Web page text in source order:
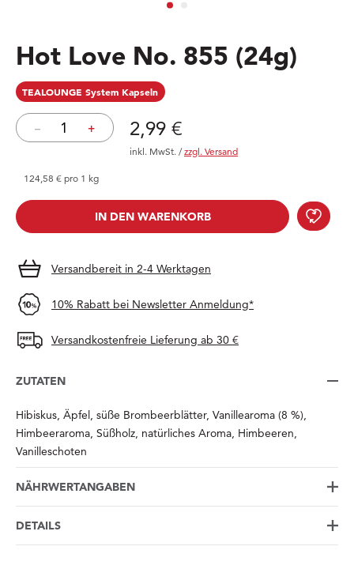
Hot Love No. 855 (24g)
TEALOUNGE System Kapseln
– + Preis: 2,99 €
2,99 €
inkl. MwSt. /zzgl. Versand
124,58 € pro 1 kg
IN DEN WARENKORB
Hot
Versandbereit in 2-4 Werktagen
10% Rabatt bei Newsletter Anmeldung*
Versandkostenfreie Lieferung ab 30 €
ZUTATEN
Hibiskus, Äpfel, süße Brombeerblätter, Vanillearoma (8 %),
Himbeeraroma, Süßholz, natürliches Aroma, Himbeeren,
Vanilleschoten
NÄHRWERTANGABEN
DETAILS